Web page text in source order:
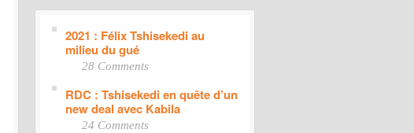
2021 : Félix Tshisekedi au
milieu du gué
28 Comments
RDC : Tshisekedi en quête d’un
new deal avec Kabila
24 Comments